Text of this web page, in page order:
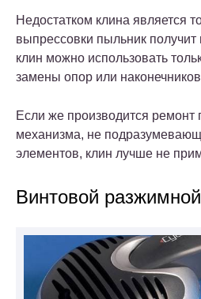
Недостатком клина является
выпрессовки пыльник
клин можно использовать
замены опор или
Если же производится ремонт
механизма, не
элементов, клин лучше не
Винтовой